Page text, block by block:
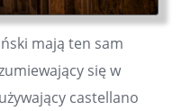
mają ten sam
się w
castellano